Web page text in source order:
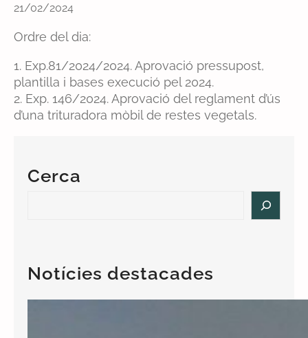
21/02/2024
Ordre del dia:
1. Exp.81/2024/2024. Aprovació pressupost,
plantilla i bases execució pel 2024.
2. Exp. 146/2024. Aprovació del reglament d’ús
d’una trituradora mòbil de restes vegetals.
Cerca
hNotícies destacades